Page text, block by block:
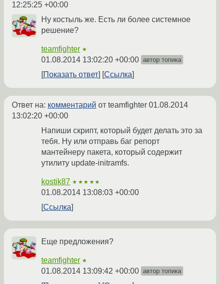
12:25:25 +00:00
Ну костыль же. Есть ли более системное
решение?
teamfighter ★
01.08.2014 13:02:20 +00:00 автор топика
Показать ответ Ссылка
Ответ на: комментарий от teamfighter 01.08.2014
13:02:20 +00:00
Напиши скрипт, который будет делать это за
тебя. Ну или отправь баг репорт
мантейнеру пакета, который содержит
утилиту update-initramfs.
kostik87 ★★★★★
01.08.2014 13:08:03 +00:00
Ссылка
Еще предложения?
teamfighter ★
01.08.2014 13:09:42 +00:00 автор топика